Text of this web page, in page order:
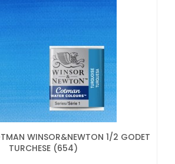
WINSOR&NEWTON 1/2 GODET
TURCHESE (654)